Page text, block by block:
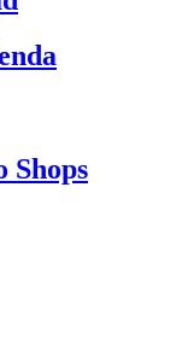
Shops